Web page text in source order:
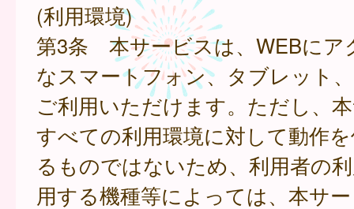
(利用環境)
第3条 本サービスは、WEBにア
なスマートフォン、タブレット
ご利用いただけます。ただし、
すべての利用環境に対して動作
るものではないため、利用者の
用する機種等によっては、本サ